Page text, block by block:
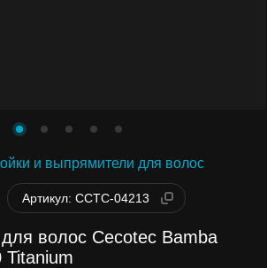
и выпрямители для волос
Артикул: CCTC-04213
волос Cecotec Bamba
Titanium